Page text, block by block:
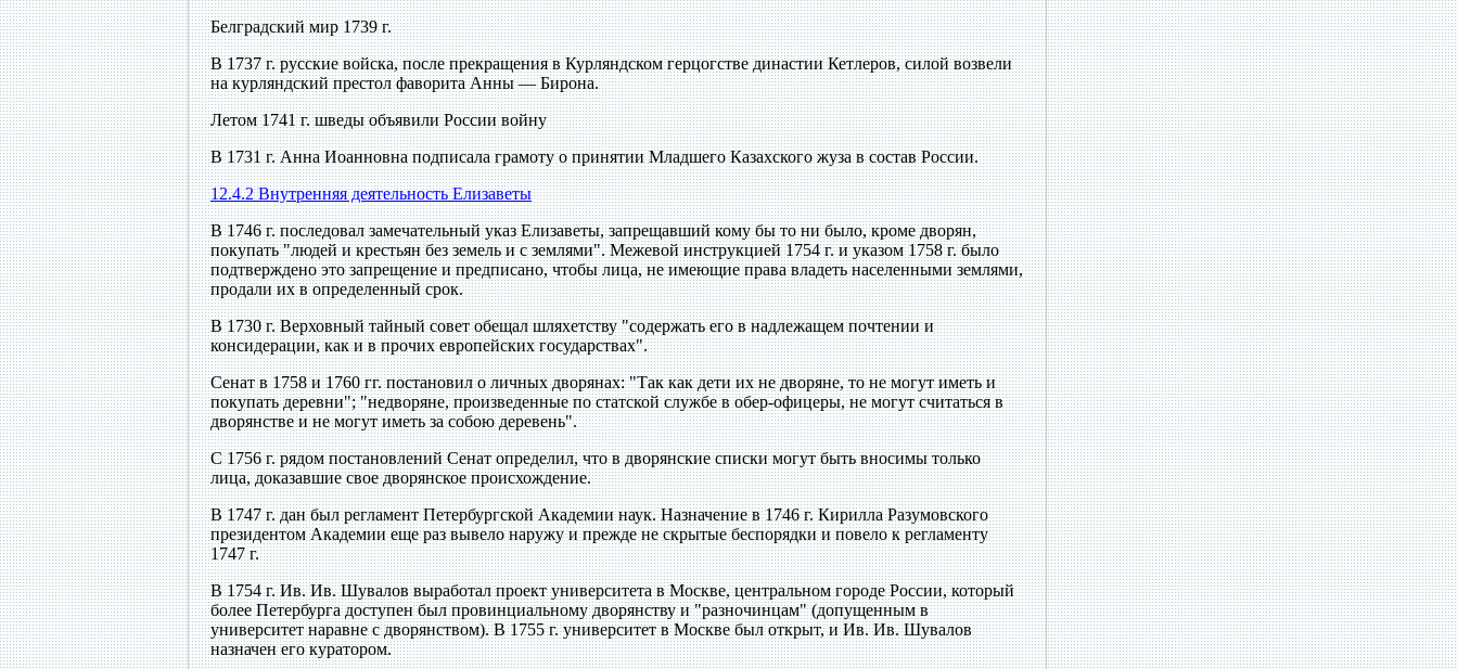
Белградский мир 1739 г.
В 1737 г. русские войска, после прекращения в Курляндском герцогстве династии Кетлеров, силой возвели
на курляндский престол фаворита Анны — Бирона.
Летом 1741 г. шведы объявили России войну
В 1731 г. Анна Иоанновна подписала грамоту о принятии Младшего Казахского жуза в состав России.
12.4.2 Внутренняя деятельность Елизаветы
В 1746 г. последовал замечательный указ Елизаветы, запрещавший кому бы то ни было, кроме дворян,
покупать "людей и крестьян без земель и с землями". Межевой инструкцией 1754 г. и указом 1758 г. было
подтверждено это запрещение и предписано, чтобы лица, не имеющие права владеть населенными землями,
продали их в определенный срок.
В 1730 г. Верховный тайный совет обещал шляхетству "содержать его в надлежащем почтении и
консидерации, как и в прочих европейских государствах".
Сенат в 1758 и 1760 гг. постановил о личных дворянах: "Так как дети их не дворяне, то не могут иметь и
покупать деревни"; "недворяне, произведенные по статской службе в обер-офицеры, не могут считаться в
дворянстве и не могут иметь за собою деревень".
С 1756 г. рядом постановлений Сенат определил, что в дворянские списки могут быть вносимы только
лица, доказавшие свое дворянское происхождение.
В 1747 г. дан был регламент Петербургской Академии наук. Назначение в 1746 г. Кирилла Разумовского
президентом Академии еще раз вывело наружу и прежде не скрытые беспорядки и повело к регламенту
1747 г.
В 1754 г. Ив. Ив. Шувалов выработал проект университета в Москве, центральном городе России, который
более Петербурга доступен был провинциальному дворянству и "разночинцам" (допущенным в
университет наравне с дворянством). В 1755 г. университет в Москве был открыт, и Ив. Ив. Шувалов
назначен его куратором.